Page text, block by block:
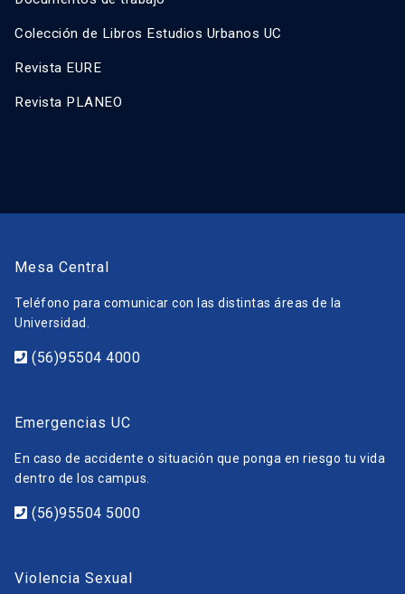
Colección de Libros Estudios Urbanos UC
Revista EURE
Revista PLANEO
Mesa Central
Teléfono para comunicar con las distintas áreas de la
Universidad.
(56)95504 4000
Emergencias UC
En caso de accidente o situación que ponga en riesgo tu vida
dentro de los campus.
(56)95504 5000
Violencia Sexual